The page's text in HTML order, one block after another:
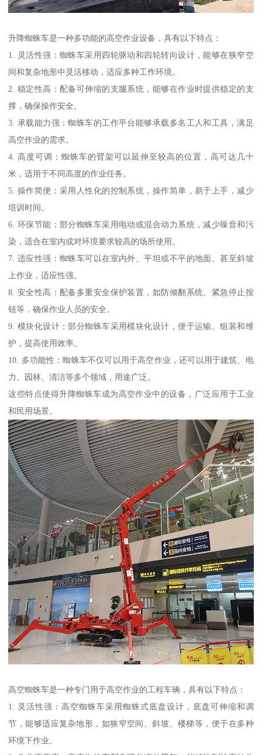
升降蜘蛛车是一种多功能的高空作业设备，具有以下特点：
1. 灵活性强：蜘蛛车采用四轮驱动和四轮转向设计，能够在狭窄空
间和复杂地形中灵活移动，适应多种工作环境。
2. 稳定性高：配备可伸缩的支腿系统，能够在作业时提供稳定的支
撑，确保操作安全。
3. 承载能力强：蜘蛛车的工作平台能够承载多名工人和工具，满足
高空作业的需求。
4. 高度可调：蜘蛛车的臂架可以延伸至较高的位置，高可达几十
米，适用于不同高度的作业任务。
5. 操作简便：采用人性化的控制系统，操作简单，易于上手，减少
培训时间。
6. 环保节能：部分蜘蛛车采用电动或混合动力系统，减少噪音和污
染，适合在室内或对环境要求较高的场所使用。
7. 适应性强：蜘蛛车可以在室内外、平坦或不平的地面、甚至斜坡
上作业，适应性强。
8. 安全性高：配备多重安全保护装置，如防倾翻系统、紧急停止按
钮等，确保作业人员的安全。
9. 模块化设计：部分蜘蛛车采用模块化设计，便于运输、组装和维
护，提高使用效率。
10. 多功能性：蜘蛛车不仅可以用于高空作业，还可以用于建筑、电
力、园林、清洁等多个领域，用途广泛。
这些特点使得升降蜘蛛车成为高空作业中的设备，广泛应用于工业
和民用场景。
高空蜘蛛车是一种专门用于高空作业的工程车辆，具有以下特点：
1. 灵活性强：高空蜘蛛车采用蜘蛛式底盘设计，底盘可伸缩和调
节，能够适应复杂地形，如狭窄空间、斜坡、楼梯等，便于在多种
环境下作业。